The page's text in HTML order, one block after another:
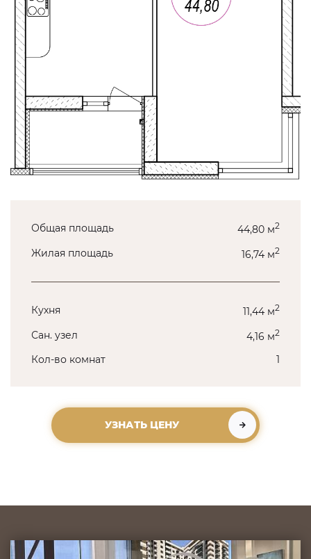
Общая площадь 44,80 м2
Жилая площадь 16,74 м2
Кухня 11,44 м2
Сан. узел 4,16 м2
Кол-во комнат 1
УЗНАТЬ ЦЕНУ